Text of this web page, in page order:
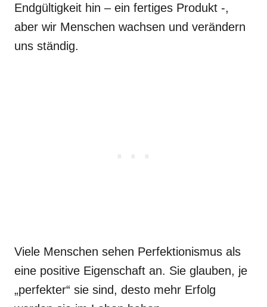
Endgültigkeit hin – ein fertiges Produkt -,
aber wir Menschen wachsen und verändern
uns ständig.
Viele Menschen sehen Perfektionismus als
eine positive Eigenschaft an. Sie glauben, je
„perfekter“ sie sind, desto mehr Erfolg